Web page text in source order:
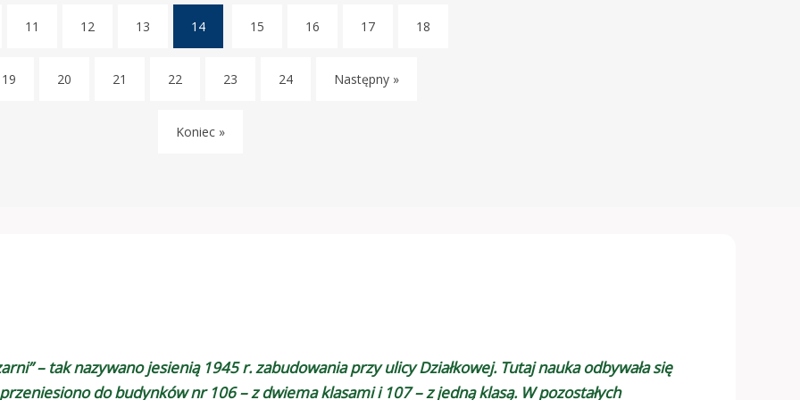
11 12 13
14
15 16 17 18
19 20 21 22 23 24 Następny »
Koniec »
– tak nazywano jesienią 1945 r. zabudowania przy ulicy Działkowej. Tutaj nauka odbywała się
do budynków nr 106 – z dwiema klasami i 107 – z jedną klasą. W pozostałych